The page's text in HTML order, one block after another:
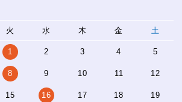
火 水 木 金 土
1 2 3 4 5
8 9 10 11 12
15 16 17 18 19